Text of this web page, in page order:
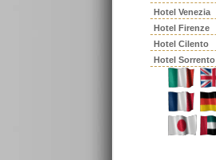
Hotel Venezia
Hotel Firenze
Hotel Cilento
Hotel Sorrento